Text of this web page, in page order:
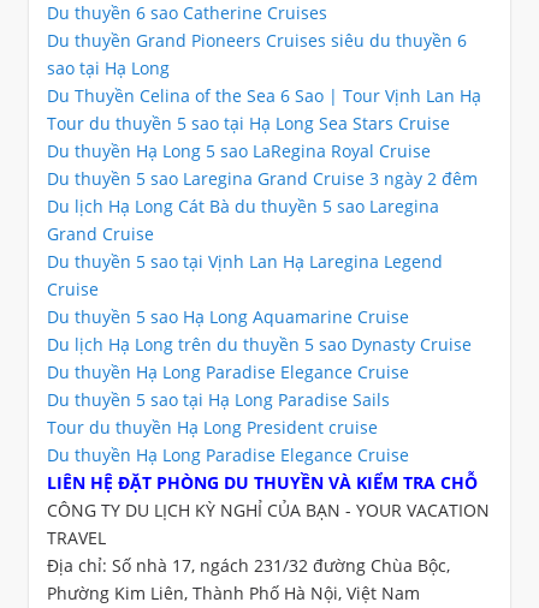
Du thuyền 6 sao Catherine Cruises
Du thuyền Grand Pioneers Cruises siêu du thuyền 6
sao tại Hạ Long
Du Thuyền Celina of the Sea 6 Sao | Tour Vịnh Lan Hạ
Tour du thuyền 5 sao tại Hạ Long Sea Stars Cruise
Du thuyền Hạ Long 5 sao LaRegina Royal Cruise
Du thuyền 5 sao Laregina Grand Cruise 3 ngày 2 đêm
Du lịch Hạ Long Cát Bà du thuyền 5 sao Laregina
Grand Cruise
Du thuyền 5 sao tại Vịnh Lan Hạ Laregina Legend
Cruise
Du thuyền 5 sao Hạ Long Aquamarine Cruise
Du lịch Hạ Long trên du thuyền 5 sao Dynasty Cruise
Du thuyền Hạ Long Paradise Elegance Cruise
Du thuyền 5 sao tại Hạ Long Paradise Sails
Tour du thuyền Hạ Long President cruise
Du thuyền Hạ Long Paradise Elegance Cruise
LIÊN HỆ ĐẶT PHÒNG DU THUYỀN VÀ KIỂM TRA CHỖ
CÔNG TY DU LỊCH KỲ NGHỈ CỦA BẠN - YOUR VACATION
TRAVEL
Địa chỉ: Số nhà 17, ngách 231/32 đường Chùa Bộc,
Phường Kim Liên, Thành Phố Hà Nội, Việt Nam